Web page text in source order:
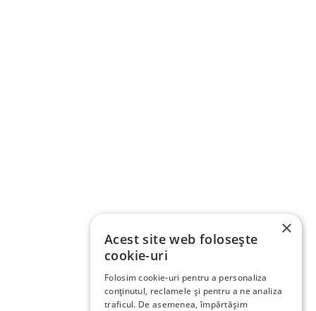
×
Acest site web folosește
cookie-uri
Folosim cookie-uri pentru a personaliza
conținutul, reclamele și pentru a ne analiza
traficul. De asemenea, împărtășim